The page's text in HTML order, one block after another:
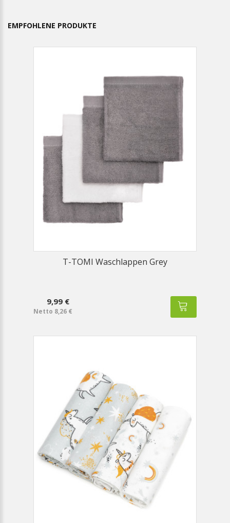
EMPFOHLENE PRODUKTE
T-TOMI Waschlappen Grey
9,99 €
Netto 8,26 €